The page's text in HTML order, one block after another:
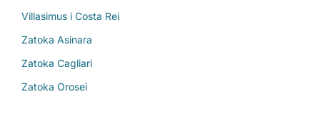
Villasimus i Costa Rei
Zatoka Asinara
Zatoka Cagliari
Zatoka Orosei